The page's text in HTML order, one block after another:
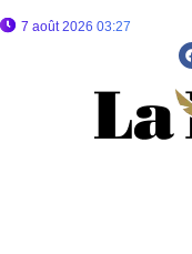
7 août 2026 03:27